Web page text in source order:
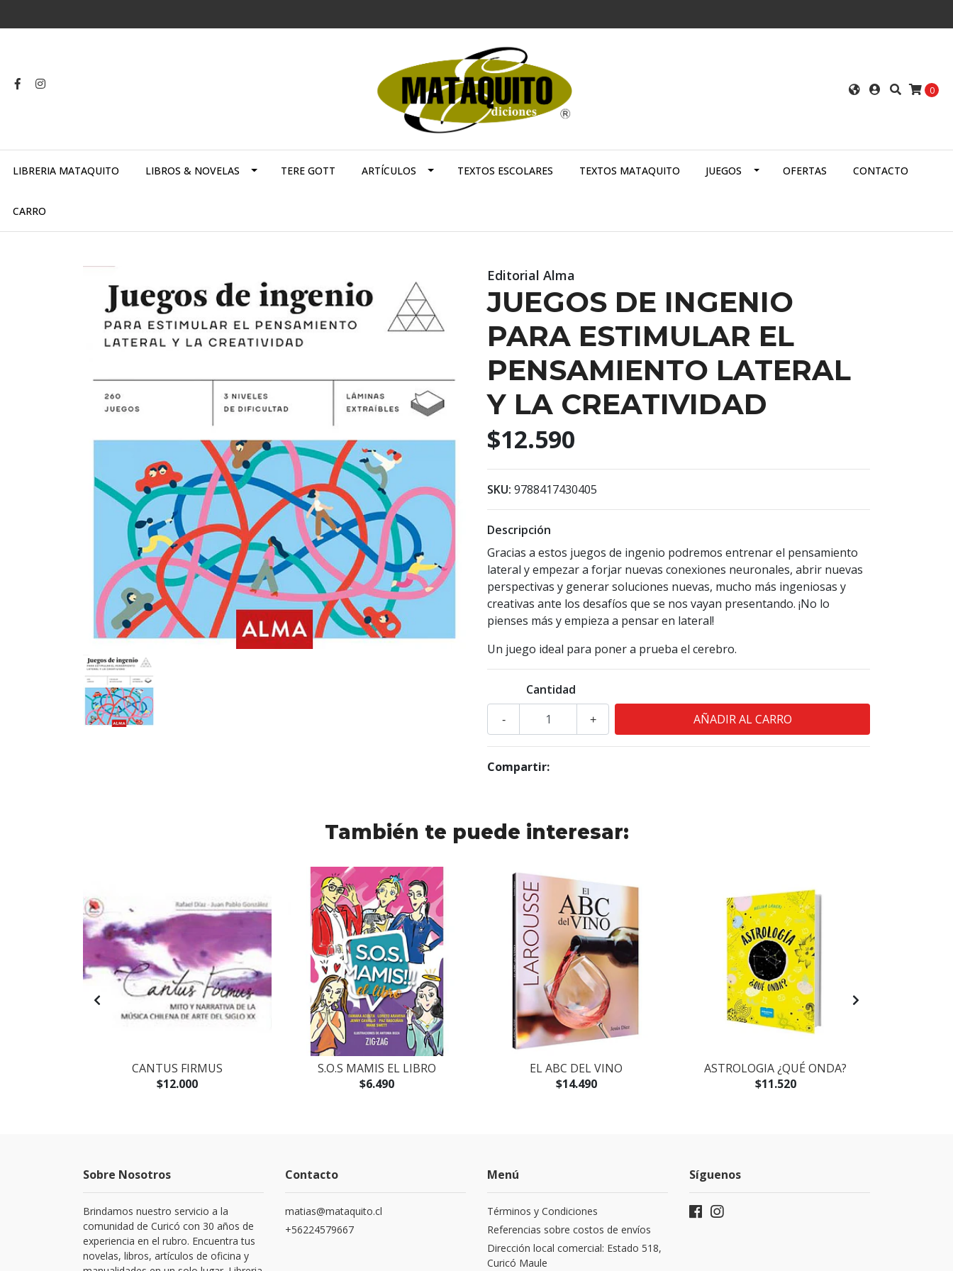
0
LIBRERIA MATAQUITO LIBROS & NOVELAS TERE GOTT ARTÍCULOS TEXTOS ESCOLARES TEXTOS MATAQUITO JUEGOS OFERTAS CONTACTO
CARRO
Editorial Alma
JUEGOS DE INGENIO
PARA ESTIMULAR EL
PENSAMIENTO LATERAL
Y LA CREATIVIDAD
$12.590
SKU: 9788417430405
Descripción
Gracias a estos juegos de ingenio podremos entrenar el pensamiento
lateral y empezar a forjar nuevas conexiones neuronales, abrir nuevas
perspectivas y generar soluciones nuevas, mucho más ingeniosas y
creativas ante los desafíos que se nos vayan presentando. ¡No lo
pienses más y empieza a pensar en lateral!
Un juego ideal para poner a prueba el cerebro.
Cantidad
+
-
Compartir:
También te puede interesar:
CANTUS FIRMUS
$12.000
S.O.S MAMIS EL LIBRO
$6.490
EL ABC DEL VINO
$14.490
ASTROLOGIA ¿QUÉ ONDA?
$11.520
Sobre Nosotros
Brindamos nuestro servicio a la
comunidad de Curicó con 30 años de
experiencia en el rubro. Encuentra tus
novelas, libros, artículos de oficina y
Contacto
matias@mataquito.cl
+56224579667
Menú
Términos y Condiciones
Referencias sobre costos de envíos
Dirección local comercial: Estado 518,
Curicó Maule
Síguenos